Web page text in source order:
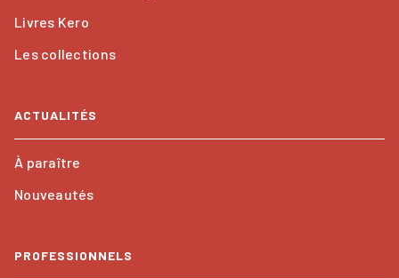
Livres Kero
Les collections
ACTUALITÉS
À paraître
Nouveautés
PROFESSIONNELS